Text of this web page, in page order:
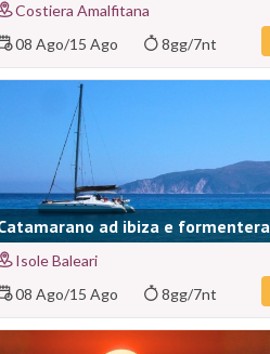
Costiera Amalfitana
08 Ago/15 Ago 8gg/7nt
ad ibiza e formentera
Isole Baleari
08 Ago/15 Ago 8gg/7nt